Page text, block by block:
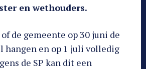
en wethouders.
de gemeente op 30 juni de
hangen en op 1 juli volledig
de SP kan dit een